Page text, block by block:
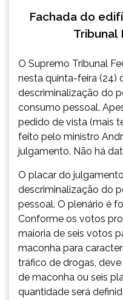
Fachada do
Tribunal
O Supremo Tribunal
nesta quinta-feira (24)
descriminalização do
consumo pessoal.
pedido de vista (mais
feito pelo ministro
julgamento. Não há
O placar do
descriminalização do
pessoal. O plenário é
Conforme os votos
maioria de seis votos
maconha para
tráfico de drogas,
de maconha ou seis
quantidade será